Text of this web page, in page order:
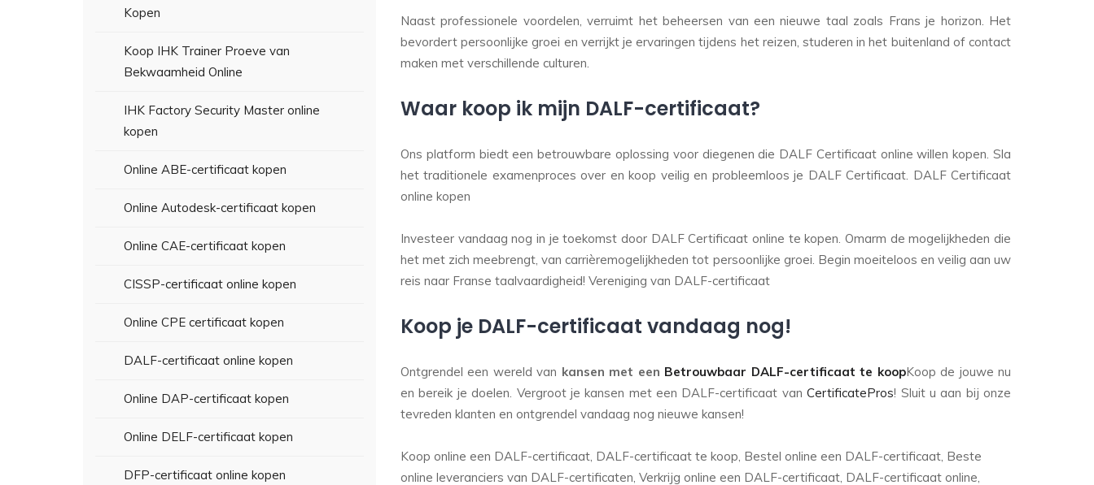
Kopen
Koop IHK Trainer Proeve van
Bekwaamheid Online
IHK Factory Security Master online
kopen
Online ABE-certificaat kopen
Online Autodesk-certificaat kopen
Online CAE-certificaat kopen
CISSP-certificaat online kopen
Online CPE certificaat kopen
DALF-certificaat online kopen
Online DAP-certificaat kopen
Online DELF-certificaat kopen
DFP-certificaat online kopen
Naast professionele voordelen, verruimt het beheersen van een nieuwe taal zoals Frans je horizon. Het
bevordert persoonlijke groei en verrijkt je ervaringen tijdens het reizen, studeren in het buitenland of contact
maken met verschillende culturen.
Waar koop ik mijn DALF-certificaat?
Ons platform biedt een betrouwbare oplossing voor diegenen die DALF Certificaat online willen kopen. Sla
het traditionele examenproces over en koop veilig en probleemloos je DALF Certificaat. DALF Certificaat
online kopen
Investeer vandaag nog in je toekomst door DALF Certificaat online te kopen. Omarm de mogelijkheden die
het met zich meebrengt, van carrièremogelijkheden tot persoonlijke groei. Begin moeiteloos en veilig aan uw
reis naar Franse taalvaardigheid! Vereniging van DALF-certificaat
Koop je DALF-certificaat vandaag nog!
Ontgrendel een wereld van kansen met een Betrouwbaar DALF-certificaat te koopKoop de jouwe nu
en bereik je doelen. Vergroot je kansen met een DALF-certificaat vanCertificatePros! Sluit u aan bij onze
tevreden klanten en ontgrendel vandaag nog nieuwe kansen!
Koop online een DALF-certificaat, DALF-certificaat te koop, Bestel online een DALF-certificaat, Beste
online leveranciers van DALF-certificaten, Verkrijg online een DALF-certificaat, DALF-certificaat online,